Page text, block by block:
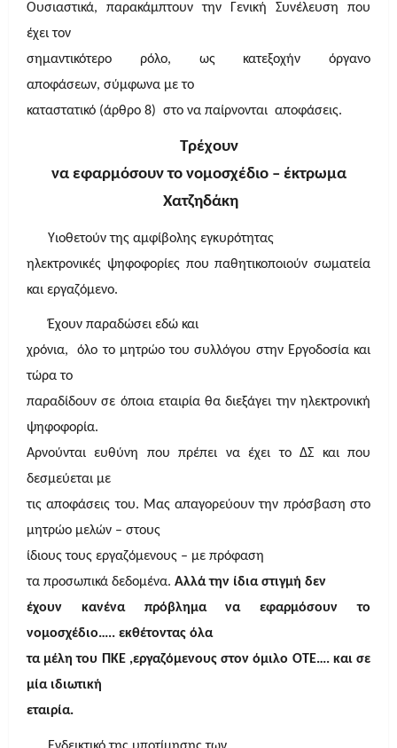
Ουσιαστικά, παρακάμπτουν την Γενική Συνέλευση που
έχει τον
σημαντικότερο ρόλο, ως κατεξοχήν όργανο
αποφάσεων, σύμφωνα με το
καταστατικό (άρθρο 8) στο να παίρνονται αποφάσεις.
Τρέχουν
να εφαρμόσουν το νομοσχέδιο – έκτρωμα
Χατζηδάκη
Υιοθετούν της αμφίβολης εγκυρότητας
ηλεκτρονικές ψηφοφορίες που παθητικοποιούν σωματεία
και εργαζόμενο.
Έχουν παραδώσει εδώ και
χρόνια, όλο το μητρώο του συλλόγου στην Εργοδοσία και
τώρα το
παραδίδουν σε όποια εταιρία θα διεξάγει την ηλεκτρονική
ψηφοφορία.
Αρνούνται ευθύνη που πρέπει να έχει το ΔΣ και που
δεσμεύεται με
τις αποφάσεις του. Μας απαγορεύουν την πρόσβαση στο
μητρώο μελών – στους
ίδιους τους εργαζόμενους – με πρόφαση
τα προσωπικά δεδομένα. Αλλά την ίδια στιγμή δεν
έχουν κανένα πρόβλημα να εφαρμόσουν το
νομοσχέδιο….. εκθέτοντας όλα
τα μέλη του ΠΚΕ ,εργαζόμενους στον όμιλο ΟΤΕ…. και σε
μία ιδιωτική
εταιρία.